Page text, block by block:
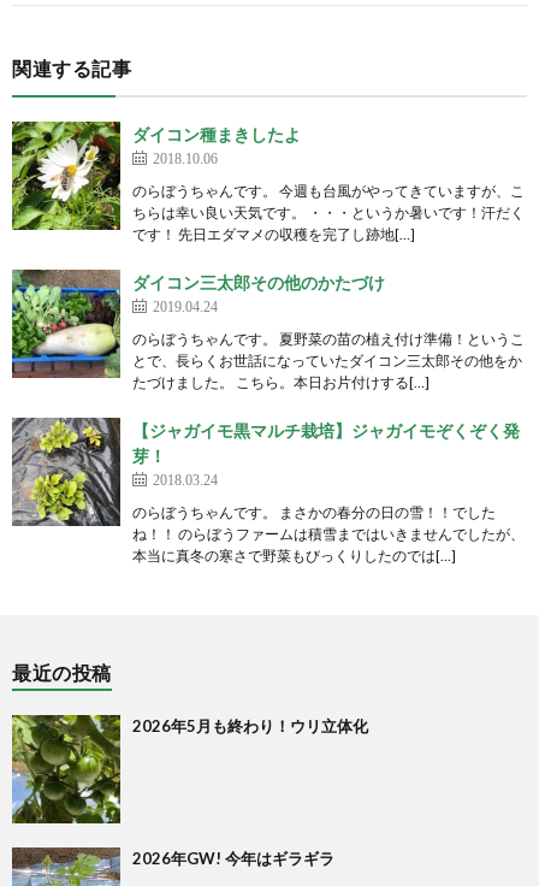
関連する記事
ダイコン種まきしたよ
2018.10.06
のらぼうちゃんです。 今週も台風がやってきていますが、こ
ちらは幸い良い天気です。 ・・・というか暑いです！汗だく
です！ 先日エダマメの収穫を完了し跡地[…]
ダイコン三太郎その他のかたづけ
2019.04.24
のらぼうちゃんです。 夏野菜の苗の植え付け準備！というこ
とで、長らくお世話になっていたダイコン三太郎その他をか
たづけました。 こちら。本日お片付けする[…]
【ジャガイモ黒マルチ栽培】ジャガイモぞくぞく発
芽！
2018.03.24
のらぼうちゃんです。 まさかの春分の日の雪！！でした
ね！！ のらぼうファームは積雪まではいきませんでしたが、
本当に真冬の寒さで野菜もびっくりしたのでは[…]
最近の投稿
2026年5月も終わり！ウリ立体化
2026年GW! 今年はギラギラ